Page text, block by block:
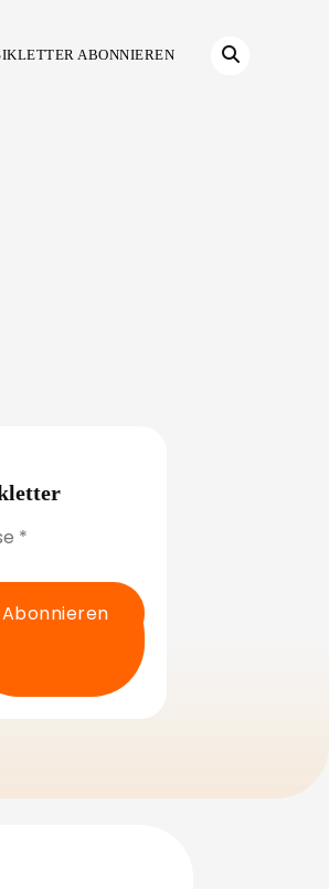
ABONNIEREN